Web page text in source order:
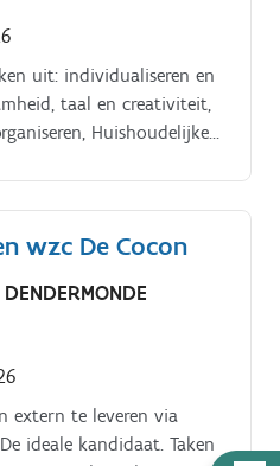
uit: individualiseren en
taal en creativiteit,
Huishoudelijke
klaar maken,
van het linnen. Overleg
wzc De Cocon
DENDERMONDE
extern te leveren via
ideale kandidaat. Taken